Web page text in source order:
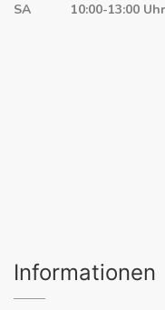
SA 10:00-13:00 Uhr
Informationen